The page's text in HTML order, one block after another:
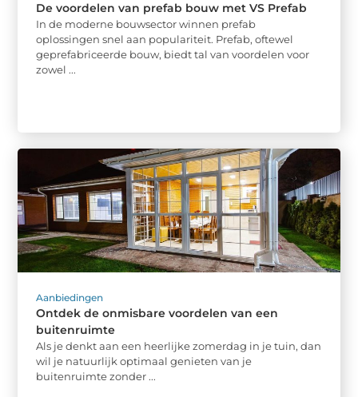
De voordelen van prefab bouw met VS Prefab
In de moderne bouwsector winnen prefab
oplossingen snel aan populariteit. Prefab, oftewel
geprefabriceerde bouw, biedt tal van voordelen voor
zowel ...
Aanbiedingen
Ontdek de onmisbare voordelen van een
buitenruimte
Als je denkt aan een heerlijke zomerdag in je tuin, dan
wil je natuurlijk optimaal genieten van je
buitenruimte zonder ...